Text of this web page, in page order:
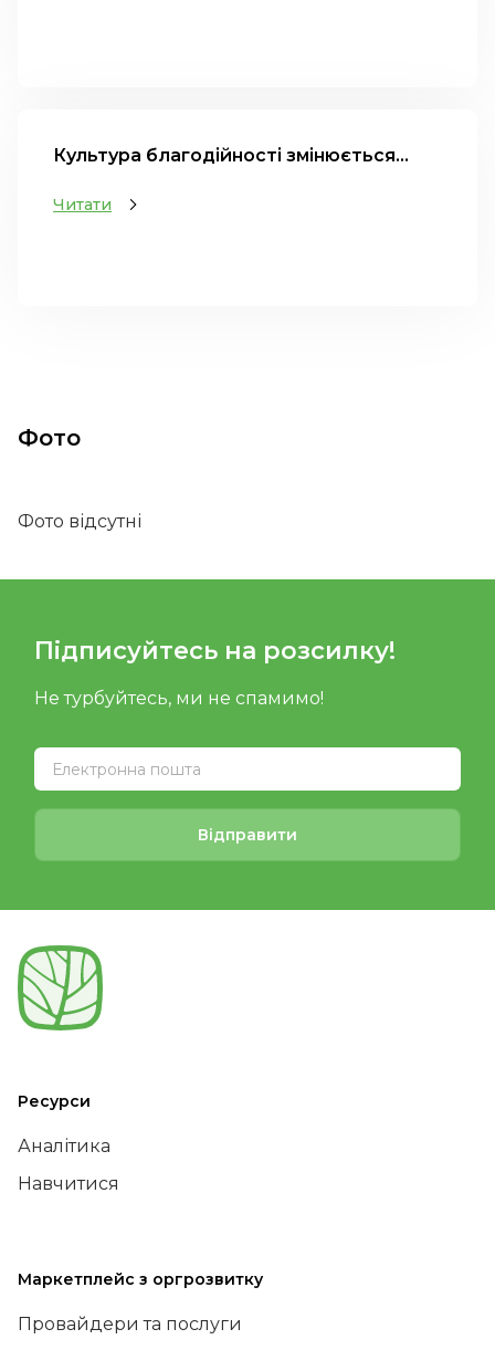
Культура благодійності змінюється...
Читати
Фото
Фото відсутні
Підписуйтесь на розсилку!
Не турбуйтесь, ми не спамимо!
Відправити
Ресурси
Аналітика
Навчитися
Маркетплейс з оргрозвитку
Провайдери та послуги